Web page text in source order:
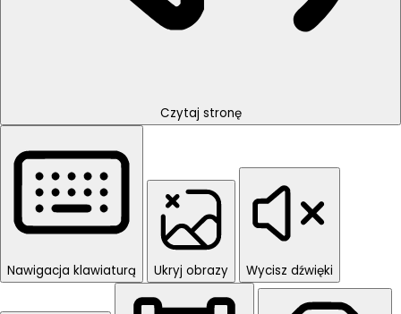
Czytaj stronę
Nawigacja klawiaturą Ukryj obrazy Wycisz dźwięki